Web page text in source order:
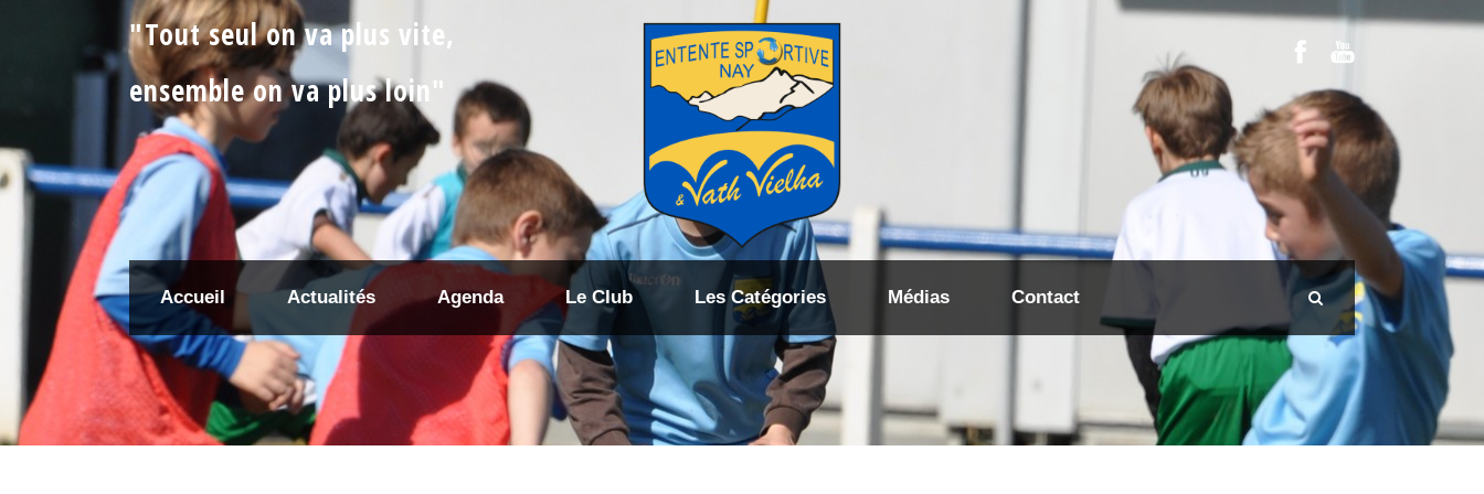
"Tout seul on va plus vite,
ensemble on va plus loin"
Accueil Actualités Agenda Le Club Les Catégories Médias Contact